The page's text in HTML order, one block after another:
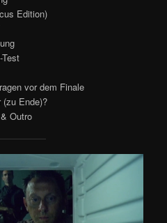
Edition)
vor dem Finale
(zu Ende)?
Outro